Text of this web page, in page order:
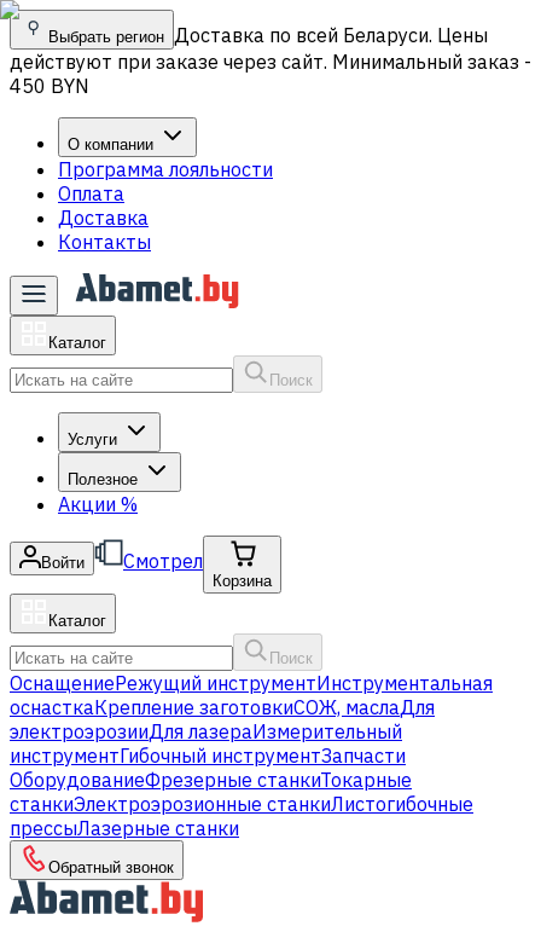
Выбрать регион Доставка по всей Беларуси. Цены
действуют при заказе через сайт. Минимальный заказ -
450 BYN
О компании
Программа лояльности
Оплата
Доставка
Контакты
Каталог
Поиск
Услуги
Полезное
Акции %
Войти Смотрел
Корзина
Каталог
Поиск
ОснащениеРежущий инструментИнструментальная
оснасткаКрепление заготовкиСОЖ, маслаДля
электроэрозииДля лазераИзмерительный
инструментГибочный инструментЗапчасти
ОборудованиеФрезерные станкиТокарные
станкиЭлектроэрозионные станкиЛистогибочные
прессыЛазерные станки
Обратный звонок